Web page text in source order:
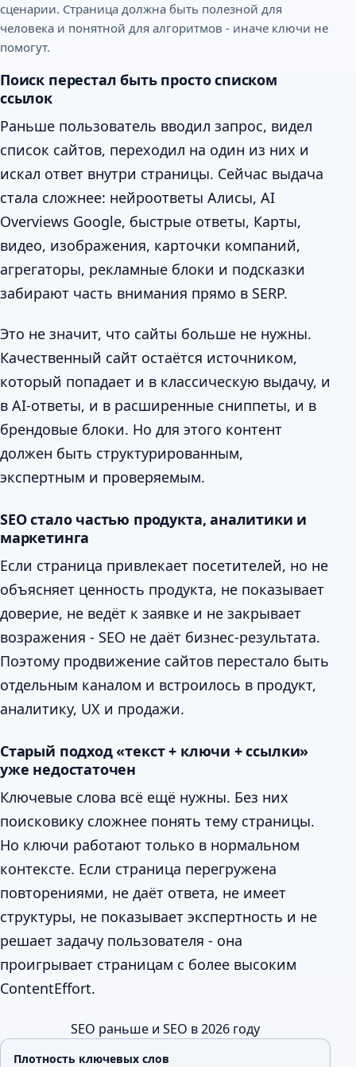
сценарии. Страница должна быть полезной для
человека и понятной для алгоритмов - иначе ключи не
помогут.
Поиск перестал быть просто списком
ссылок
Раньше пользователь вводил запрос, видел
список сайтов, переходил на один из них и
искал ответ внутри страницы. Сейчас выдача
стала сложнее: нейроответы Алисы, AI
Overviews Google, быстрые ответы, Карты,
видео, изображения, карточки компаний,
агрегаторы, рекламные блоки и подсказки
забирают часть внимания прямо в SERP.
Это не значит, что сайты больше не нужны.
Качественный сайт остаётся источником,
который попадает и в классическую выдачу, и
в AI-ответы, и в расширенные сниппеты, и в
брендовые блоки. Но для этого контент
должен быть структурированным,
экспертным и проверяемым.
SEO стало частью продукта, аналитики и
маркетинга
Если страница привлекает посетителей, но не
объясняет ценность продукта, не показывает
доверие, не ведёт к заявке и не закрывает
возражения - SEO не даёт бизнес-результата.
Поэтому продвижение сайтов перестало быть
отдельным каналом и встроилось в продукт,
аналитику, UX и продажи.
Старый подход «текст + ключи + ссылки»
уже недостаточен
Ключевые слова всё ещё нужны. Без них
поисковику сложнее понять тему страницы.
Но ключи работают только в нормальном
контексте. Если страница перегружена
повторениями, не даёт ответа, не имеет
структуры, не показывает экспертность и не
решает задачу пользователя - она
проигрывает страницам с более высоким
ContentEffort.
SEO раньше и SEO в 2026 году
Раньше В 2026 году
Плотность ключевых слов